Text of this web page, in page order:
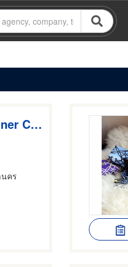
Silk Long Lipliner/eyeliner Case
นคร